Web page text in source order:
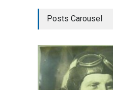
Posts Carousel